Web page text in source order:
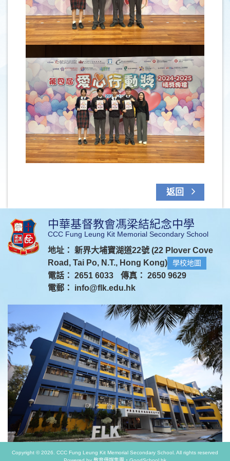
返回
中華基督教會馮梁結紀念中學
CCC Fung Leung Kit Memorial Secondary School
地址： 新界大埔寶湖道22號 (22 Plover Cove
Road, Tai Po, N.T., Hong Kong)
學校地圖
電話： 2651 6033
傳真： 2650 9629
電郵： info@flk.edu.hk
Copyright © 2026. CCC Fung Leung Kit Memorial Secondary School. All rights reserved